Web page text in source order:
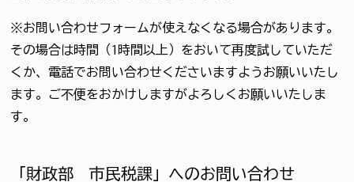
※お問い合わせフォームが使えなくなる場合があります。
その場合は時間（1時間以上）をおいて再度試していただ
くか、電話でお問い合わせくださいますようお願いいたし
ます。ご不便をおかけしますがよろしくお願いいたしま
す。
「財政部 市民税課」へのお問い合わせ